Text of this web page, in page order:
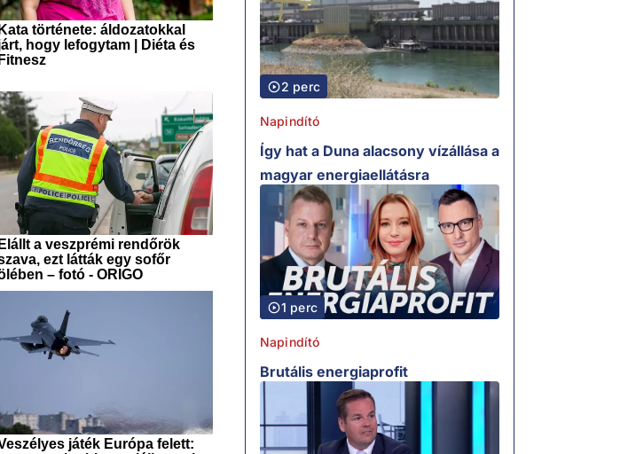
2 perc
Napindító
Így hat a Duna alacsony vízállása a
magyar energiaellátásra
1 perc
Napindító
Brutális energiaprofit